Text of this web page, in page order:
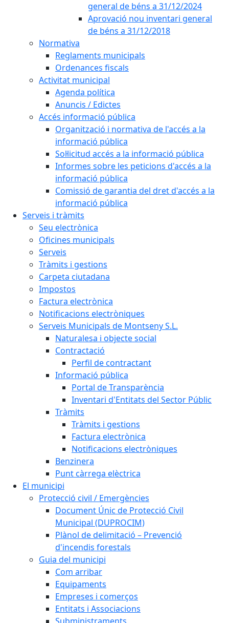
general de béns a 31/12/2024
Aprovació nou inventari general
de béns a 31/12/2018
Normativa
Reglaments municipals
Ordenances fiscals
Activitat municipal
Agenda política
Anuncis / Edictes
Accés informació pública
Organització i normativa de l'accés a la
informació pública
Sol·licitud accés a la informació pública
Informes sobre les peticions d'accés a la
informació pública
Comissió de garantia del dret d'accés a la
informació pública
Serveis i tràmits
Seu electrònica
Oficines municipals
Serveis
Tràmits i gestions
Carpeta ciutadana
Impostos
Factura electrònica
Notificacions electròniques
Serveis Municipals de Montseny S.L.
Naturalesa i objecte social
Contractació
Perfil de contractant
Informació pública
Portal de Transparència
Inventari d'Entitats del Sector Públic
Tràmits
Tràmits i gestions
Factura electrònica
Notificacions electròniques
Benzinera
Punt càrrega elèctrica
El municipi
Protecció civil / Emergències
Document Únic de Protecció Civil
Municipal (DUPROCIM)
Plànol de delimitació – Prevenció
d'incendis forestals
Guia del municipi
Com arribar
Equipaments
Empreses i comerços
Entitats i Associacions